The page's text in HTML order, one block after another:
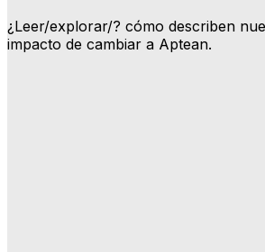
¿Leer/explorar/? cómo describen
impacto de cambiar a Aptean.